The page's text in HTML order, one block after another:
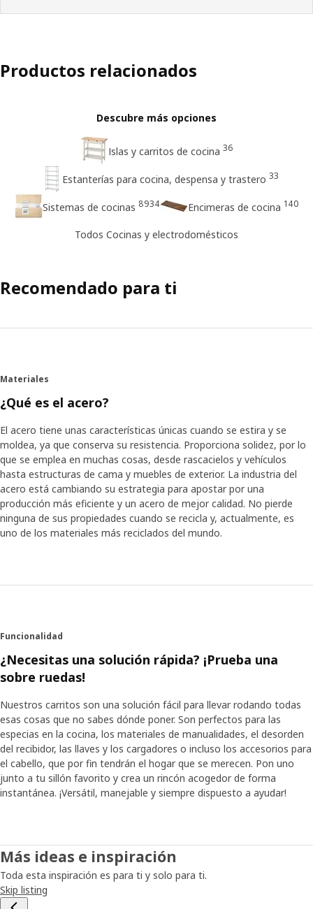
Productos relacionados
Descubre más opciones
Islas y carritos de cocina 36
Estanterías para cocina, despensa y trastero 33
Sistemas de cocinas 8934 Encimeras de cocina 140
Todos Cocinas y electrodomésticos
Recomendado para ti
Materiales
¿Qué es el acero?
El acero tiene unas características únicas cuando se estira y se
moldea, ya que conserva su resistencia. Proporciona solidez, por lo
que se emplea en muchas cosas, desde rascacielos y vehículos
hasta estructuras de cama y muebles de exterior. La industria del
acero está cambiando su estrategia para apostar por una
producción más eficiente y un acero de mejor calidad. No pierde
ninguna de sus propiedades cuando se recicla y, actualmente, es
uno de los materiales más reciclados del mundo.
Funcionalidad
¿Necesitas una solución rápida? ¡Prueba una
sobre ruedas!
Nuestros carritos son una solución fácil para llevar rodando todas
esas cosas que no sabes dónde poner. Son perfectos para las
especias en la cocina, los materiales de manualidades, el desorden
del recibidor, las llaves y los cargadores o incluso los accesorios para
el cabello, que por fin tendrán el hogar que se merecen. Pon uno
junto a tu sillón favorito y crea un rincón acogedor de forma
instantánea. ¡Versátil, manejable y siempre dispuesto a ayudar!
Más ideas e inspiración
Toda esta inspiración es para ti y solo para ti.
Skip listing